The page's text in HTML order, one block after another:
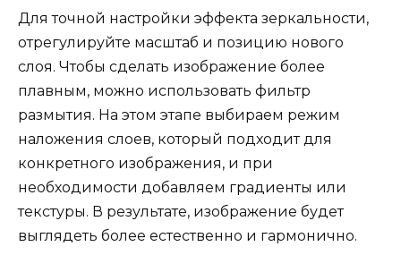
Для точной настройки эффекта зеркальности,
отрегулируйте масштаб и позицию нового
слоя. Чтобы сделать изображение более
плавным, можно использовать фильтр
размытия. На этом этапе выбираем режим
наложения слоев, который подходит для
конкретного изображения, и при
необходимости добавляем градиенты или
текстуры. В результате, изображение будет
выглядеть более естественно и гармонично.